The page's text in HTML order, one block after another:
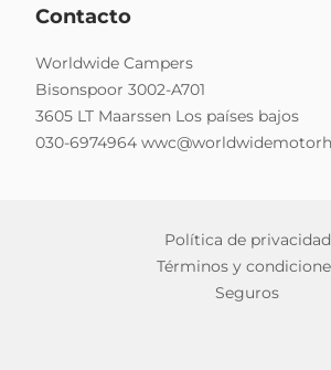
Contacto
Worldwide Campers
Bisonspoor 3002-A701
3605 LT Maarssen Los países bajos
030-6974964
Política de privacidad
Términos y
Seguros